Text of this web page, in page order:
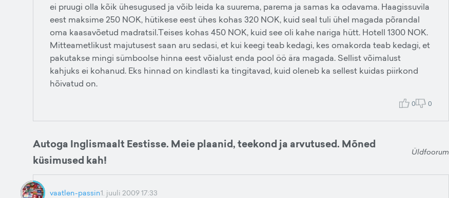
ei pruugi olla kõik ühesugused ja võib leida ka suurema, parema ja samas ka odavama. Haagissuvila
eest maksime 250 NOK, hütikese eest ühes kohas 320 NOK, kuid seal tuli ühel magada põrandal
oma kaasavõetud madratsil.Teises kohas 450 NOK, kuid see oli kahe nariga hütt. Hotell 1300 NOK.
Mitteametlikust majutusest saan aru sedasi, et kui keegi teab kedagi, kes omakorda teab kedagi, et
pakutakse mingi sümboolse hinna eest võialust enda pool öö ära magada. Sellist võimalust
kahjuks ei kohanud. Eks hinnad on kindlasti ka tingitavad, kuid oleneb ka sellest kuidas piirkond
hõivatud on.
0 0
Autoga Inglismaalt Eestisse. Meie plaanid, teekond ja arvutused. Mõned
küsimused kah!
Üldfoorum
vaatlen-passin1. juuli 2009 17:33